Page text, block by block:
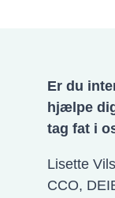
Er du
hjælpe
tag fat i
Lisette
CCO,